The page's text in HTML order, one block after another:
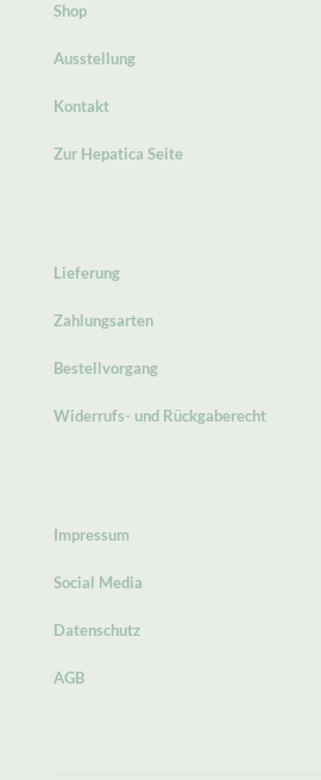
Shop
Ausstellung
Kontakt
Zur Hepatica Seite
Lieferung
Zahlungsarten
Bestellvorgang
Widerrufs- und Rückgaberecht
Impressum
Social Media
Datenschutz
AGB